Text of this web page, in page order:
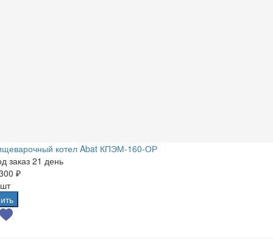
котел Abat КПЭМ-160-ОР
заказ 21 день
₽